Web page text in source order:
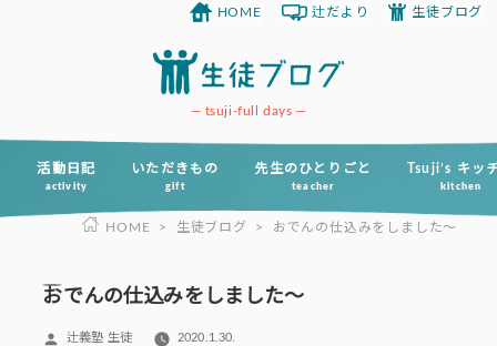
ツ
tsuji-full days
活動日記
activity
いただきもの
gift
先生のひとりごと
teacher
Tsuji’s キッ
kitchen
HOME 辻だより 生徒ブログ
HOME > 生徒ブログ > おでんの仕込みをしました～
おでんの仕込みをしました～
投
辻義塾 生徒 2020.1.30.